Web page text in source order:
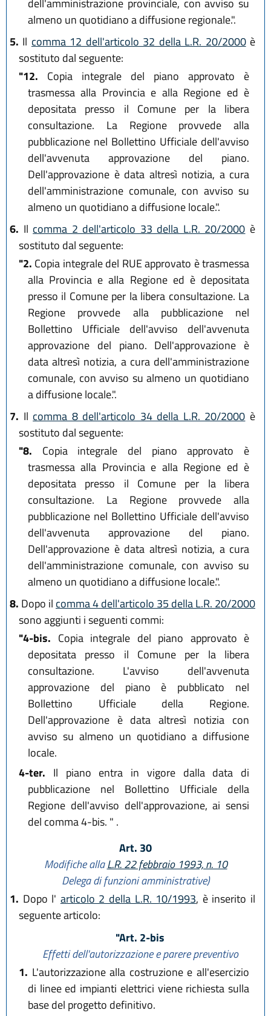
dell'amministrazione provinciale, con avviso su
almeno un quotidiano a diffusione regionale.".
5. Il comma 12 dell'articolo 32 della L.R. 20/2000è
sostituto dal seguente:
"12. Copia integrale del piano approvato è
trasmessa alla Provincia e alla Regione ed è
depositata presso il Comune per la libera
consultazione. La Regione provvede alla
pubblicazione nel Bollettino Ufficiale dell'avviso
dell'avvenuta approvazione del piano.
Dell'approvazione è data altresì notizia, a cura
dell'amministrazione comunale, con avviso su
almeno un quotidiano a diffusione locale.".
6. Il comma 2 dell'articolo 33 della L.R. 20/2000 è
sostituto dal seguente:
"2. Copia integrale del RUE approvato è trasmessa
alla Provincia e alla Regione ed è depositata
presso il Comune per la libera consultazione. La
Regione provvede alla pubblicazione nel
Bollettino Ufficiale dell'avviso dell'avvenuta
approvazione del piano. Dell'approvazione è
data altresì notizia, a cura dell'amministrazione
comunale, con avviso su almeno un quotidiano
a diffusione locale.".
7. Il comma 8 dell'articolo 34 della L.R. 20/2000 è
sostituto dal seguente:
"8. Copia integrale del piano approvato è
trasmessa alla Provincia e alla Regione ed è
depositata presso il Comune per la libera
consultazione. La Regione provvede alla
pubblicazione nel Bollettino Ufficiale dell'avviso
dell'avvenuta approvazione del piano.
Dell'approvazione è data altresì notizia, a cura
dell'amministrazione comunale, con avviso su
almeno un quotidiano a diffusione locale.".
8. Dopo il comma 4 dell'articolo 35 della L.R. 20/2000
sono aggiunti i seguenti commi:
"4-bis. Copia integrale del piano approvato è
depositata presso il Comune per la libera
consultazione. L'avviso dell'avvenuta
approvazione del piano è pubblicato nel
Bollettino Ufficiale della Regione.
Dell'approvazione è data altresì notizia con
avviso su almeno un quotidiano a diffusione
locale.
4-ter. Il piano entra in vigore dalla data di
pubblicazione nel Bollettino Ufficiale della
Regione dell'avviso dell'approvazione, ai sensi
del comma 4-bis. " .
Art. 30
Modifiche allaL.R. 22 febbraio 1993, n. 10
Delega di funzioni amministrative)
1. Dopo l' articolo 2 della L.R. 10/1993, è inserito il
seguente articolo:
"Art. 2-bis
Effetti dell'autorizzazione e parere preventivo
1. L'autorizzazione alla costruzione e all'esercizio
di linee ed impianti elettrici viene richiesta sulla
base del progetto definitivo.